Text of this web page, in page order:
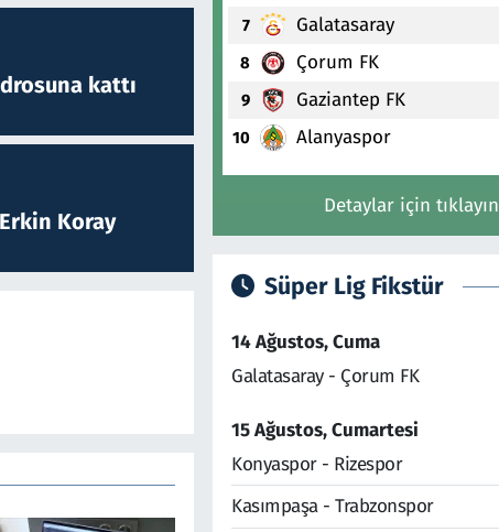
kattı
Koray
7 Galatasaray
8 Çorum FK
9 Gaziantep FK
10 Alanyaspor
Detaylar için tıklayın
Süper Lig Fikstür
14 Ağustos, Cuma
Galatasaray - Çorum FK
15 Ağustos, Cumartesi
Konyaspor - Rizespor
Kasımpaşa - Trabzonspor